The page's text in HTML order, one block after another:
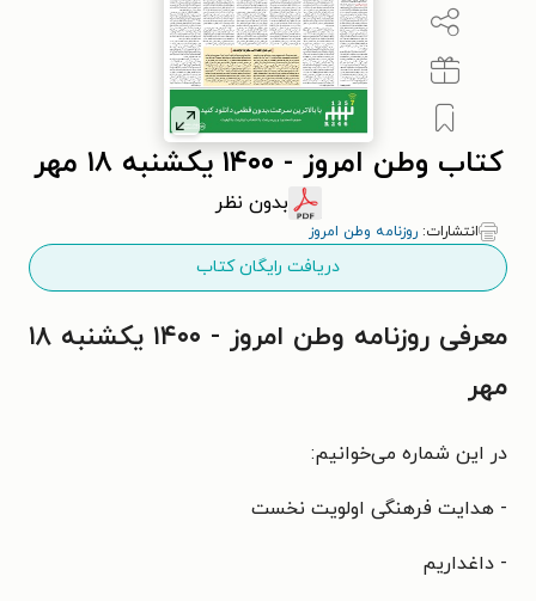
کتاب وطن امروز - ۱۴۰۰ يکشنبه ۱۸ مهر
بدون نظر
انتشارات: روزنامه وطن امروز
دریافت رایگان کتاب
معرفی روزنامه وطن امروز - ۱۴۰۰ يکشنبه ۱۸
مهر
در این شماره می‌خوانیم:
- هدایت فرهنگی اولویت نخست
- داغداریم